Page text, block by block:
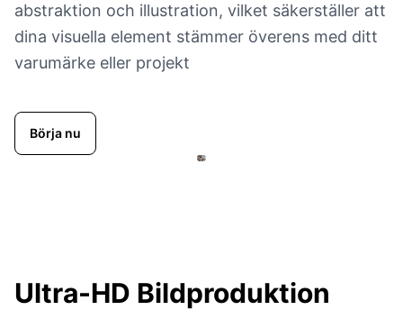
abstraktion och illustration, vilket säkerställer att
dina visuella element stämmer överens med ditt
varumärke eller projekt
Börja nu
Ultra-HD Bildproduktion